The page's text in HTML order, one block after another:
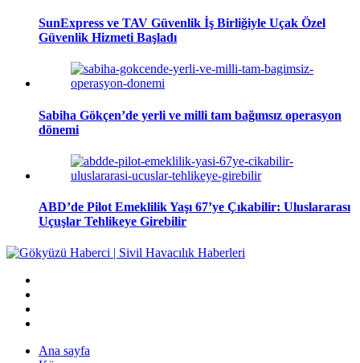
SunExpress ve TAV Güvenlik İş Birliğiyle Uçak Özel
Güvenlik Hizmeti Başladı
Sabiha Gökçen’de yerli ve milli tam bağımsız operasyon
dönemi
ABD’de Pilot Emeklilik Yaşı 67’ye Çıkabilir: Uluslararası
Uçuşlar Tehlikeye Girebilir
Ana sayfa